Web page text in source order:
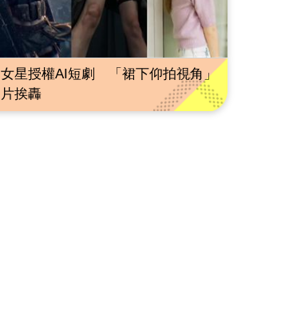
女星授權AI短劇 「裙下仰拍視角」
片挨轟